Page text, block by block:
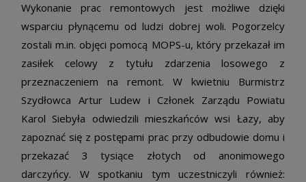
Wykonanie prac remontowych jest możliwe dzięki
wsparciu płynącemu od ludzi dobrej woli. Pogorzelcy
zostali m.in. objęci pomocą MOPS-u, który przekazał im
zasiłek celowy z tytułu zdarzenia losowego z
przeznaczeniem na remont. W kwietniu Burmistrz
Szydłowca Artur Ludew i Członek Zarządu Powiatu
Karol Siebyła odwiedzili mieszkańców wsi Łazy, aby
zapoznać się z postępami prac przy odbudowie domu i
przekazać 3 tysiące złotych od anonimowego
darczyńcy. W spotkaniu tym uczestniczyli również: